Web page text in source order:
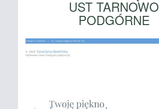
UST TARNOWO
PODGÓRNE